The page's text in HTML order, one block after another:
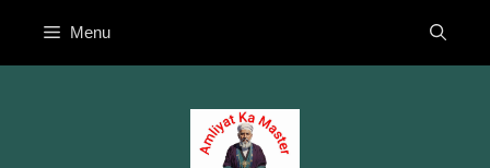
content
Menu